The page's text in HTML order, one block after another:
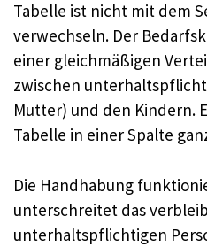
Tabelle ist nicht mit dem
verwechseln. Der
einer gleichmäßigen
zwischen
Mutter) und den Kindern.
Tabelle in einer Spalte
Die Handhabung
unterschreitet das
unterhaltspflichtigen